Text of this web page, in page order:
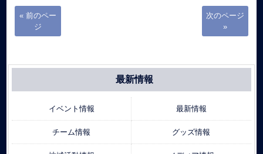
« 前のペー
ジ
次のページ
»
最新情報
イベント情報 最新情報
チーム情報 グッズ情報